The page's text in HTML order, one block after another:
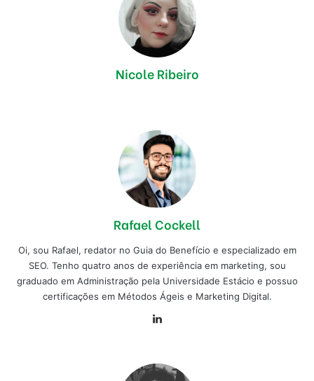
Nicole Ribeiro
Rafael Cockell
Oi, sou Rafael, redator no Guia do Benefício e especializado em
SEO. Tenho quatro anos de experiência em marketing, sou
graduado em Administração pela Universidade Estácio e possuo
certificações em Métodos Ágeis e Marketing Digital.